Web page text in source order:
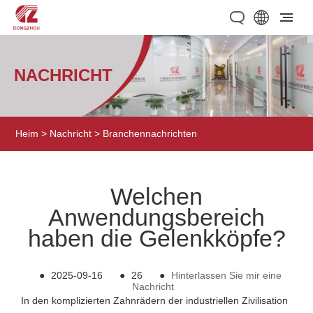
NACHRICHT
Heim > Nachricht > Branchennachrichten
Welchen
Anwendungsbereich
haben die Gelenkköpfe?
● 2025-09-16 ● 26 ●
Hinterlassen Sie mir eine
Nachricht
In den komplizierten Zahnrädern der industriellen Zivilisation